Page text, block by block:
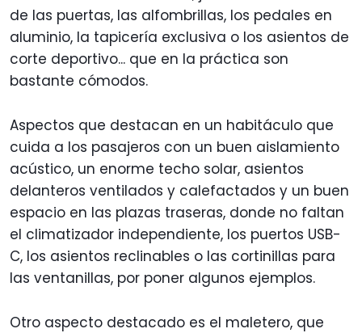
de las puertas, las alfombrillas, los pedales en
aluminio, la tapicería exclusiva o los asientos de
corte deportivo... que en la práctica son
bastante cómodos.
Aspectos que destacan en un habitáculo que
cuida a los pasajeros con un buen aislamiento
acústico, un enorme techo solar, asientos
delanteros ventilados y calefactados y un buen
espacio en las plazas traseras, donde no faltan
el climatizador independiente, los puertos USB-
C, los asientos reclinables o las cortinillas para
las ventanillas, por poner algunos ejemplos.
Otro aspecto destacado es el maletero, que